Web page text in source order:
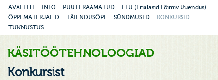
AVALEHT INFO PUUTERAAMATUD
ELU (Erialasid Lõimiv Uuendus)
ÕPPEMATERJALID
TÄIENDUSÕPE SÜNDMUSED
KONKURSID
TUNNUSTUS
KÄSITÖÖTEHNOLOOGIAD
Konkursist